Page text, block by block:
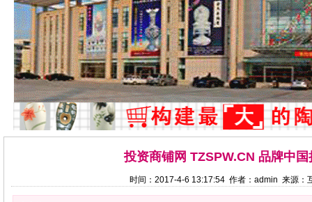
投资商铺网 TZSPW.CN 品牌中
时间：2017-4-6 13:17:54 作者：admin 来源：